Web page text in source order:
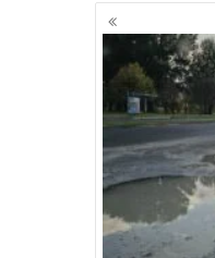
Πλοήγηση
άρθρων